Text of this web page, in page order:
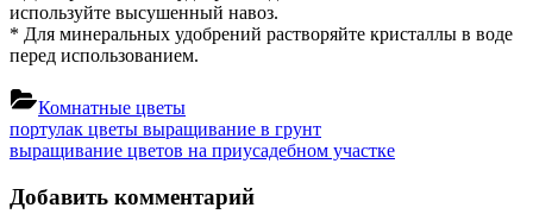
используйте высушенный навоз.
* Для минеральных удобрений растворяйте кристаллы в воде
перед использованием.
Комнатные цветы
Навигация
по
записям
Previous
Post:
портулак цветы выращивание в грунт
Next
выращивание цветов на приусадебном участке
Добавить комментарий